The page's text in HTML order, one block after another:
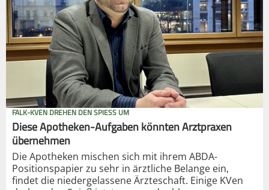
FALK-KVEN DREHEN DEN SPIESS UM
Diese Apotheken-Aufgaben könnten Arztpraxen
übernehmen
Die Apotheken mischen sich mit ihrem ABDA-
Positionspapier zu sehr in ärztliche Belange ein,
findet die niedergelassene Ärzteschaft. Einige KVen